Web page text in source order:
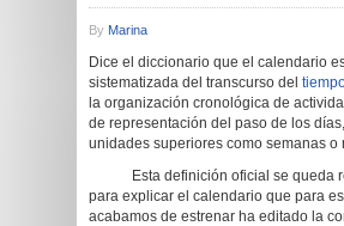
By Marina
Dice el diccionario que el calendario
sistematizada del transcurso del
la organización cronológica de
de representación del paso de los
unidades superiores como semanas o
Esta definición oficial se queda
para explicar el calendario que para
acabamos de estrenar ha editado la